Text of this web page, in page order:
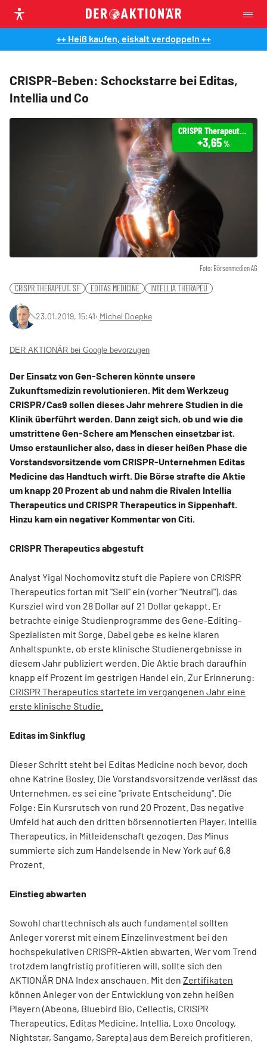
++ Heiß kaufen, eiskalt verdoppeln ++
CRISPR-Beben: Schockstarre bei Editas,
Intellia und Co
Foto: Börsenmedien AG
CRISPR Therapeutics
+3,65%
CRISPR THERAPEUT. SF EDITAS MEDICINE INTELLIA THERAPEU
23.01.2019, 15:41‧ Michel Doepke
DER AKTIONÄR bei Google bevorzugen
Der Einsatz von Gen-Scheren könnte unsere
Zukunftsmedizin revolutionieren. Mit dem Werkzeug
CRISPR/Cas9 sollen dieses Jahr mehrere Studien in die
Klinik überführt werden. Dann zeigt sich, ob und wie die
umstrittene Gen-Schere am Menschen einsetzbar ist.
Umso erstaunlicher also, dass in dieser heißen Phase die
Vorstandsvorsitzende vom CRISPR-Unternehmen Editas
Medicine das Handtuch wirft. Die Börse strafte die Aktie
um knapp 20 Prozent ab und nahm die Rivalen Intellia
Therapeutics und CRISPR Therapeutics in Sippenhaft.
Hinzu kam ein negativer Kommentar von Citi.
CRISPR Therapeutics abgestuft
Analyst Yigal Nochomovitz stuft die Papiere von CRISPR
Therapeutics fortan mit "Sell" ein (vorher "Neutral"), das
Kursziel wird von 28 Dollar auf 21 Dollar gekappt. Er
betrachte einige Studienprogramme des Gene-Editing-
Spezialisten mit Sorge. Dabei gebe es keine klaren
Anhaltspunkte, ob erste klinische Studienergebnisse in
diesem Jahr publiziert werden. Die Aktie brach daraufhin
knapp elf Prozent im gestrigen Handel ein. Zur Erinnerung:
CRISPR Therapeutics startete im vergangenen Jahr eine
erste klinische Studie.
Editas im Sinkflug
Dieser Schritt steht bei Editas Medicine noch bevor, doch
ohne Katrine Bosley. Die Vorstandsvorsitzende verlässt das
Unternehmen, es sei eine "private Entscheidung". Die
Folge: Ein Kursrutsch von rund 20 Prozent. Das negative
Umfeld hat auch den dritten börsennotierten Player, Intellia
Therapeutics, in Mitleidenschaft gezogen. Das Minus
summierte sich zum Handelsende in New York auf 6,8
Prozent.
Einstieg abwarten
Sowohl charttechnisch als auch fundamental sollten
Anleger vorerst mit einem Einzelinvestment bei den
hochspekulativen CRISPR-Aktien abwarten. Wer vom Trend
trotzdem langfristig profitieren will, sollte sich den
AKTIONÄR DNA Index anschauen. Mit den Zertifikaten
können Anleger von der Entwicklung von zehn heißen
Playern (Abeona, Bluebird Bio, Cellectis, CRISPR
Therapeutics, Editas Medicine, Intellia, Loxo Oncology,
Nightstar, Sangamo, Sarepta) aus dem Bereich profitieren.